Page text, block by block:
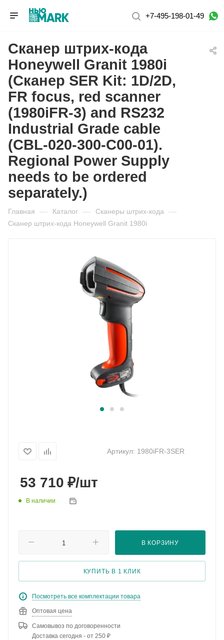
+7-495-198-01-49
Сканер штрих-кода
Honeywell Granit 1980i
(Сканер SER Kit: 1D/2D,
FR focus, red scanner
(1980iFR-3) and RS232
Industrial Grade cable
(CBL-020-300-C00-01).
Regional Power Supply
needs to be ordered
separately.)
Главная — Каталог — Сканеры штрих-кода —
Сканер штрих-кода Honeywell Granit 1980i
Артикул: 1980iFR-3SER
53 710 ₽/шт
В наличии
В КОРЗИНУ
КУПИТЬ В 1 КЛИК
Посмотреть все комплектации товара
Оптовая цена
Самовывоз по договоренности
Доставка сегодня - от 250 ₽